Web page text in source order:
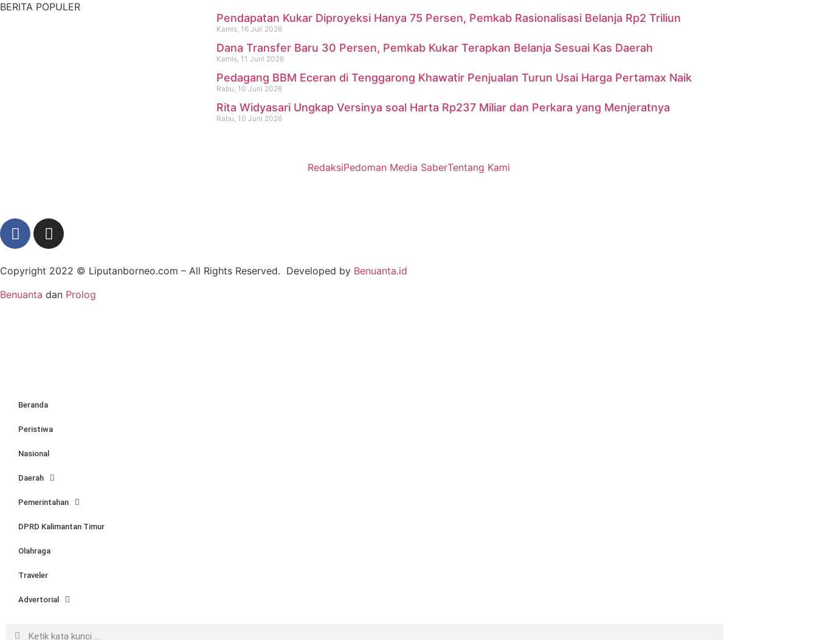
BERITA POPULER
Pendapatan Kukar Diproyeksi Hanya 75 Persen, Pemkab Rasionalisasi Belanja Rp2 Triliun
Kamis, 16 Juli 2026
Dana Transfer Baru 30 Persen, Pemkab Kukar Terapkan Belanja Sesuai Kas Daerah
Kamis, 11 Juni 2026
Pedagang BBM Eceran di Tenggarong Khawatir Penjualan Turun Usai Harga Pertamax Naik
Rabu, 10 Juni 2026
Rita Widyasari Ungkap Versinya soal Harta Rp237 Miliar dan Perkara yang Menjeratnya
Rabu, 10 Juni 2026
RedaksiPedoman Media SaberTentang Kami
Copyright 2022 © Liputanborneo.com – All Rights Reserved. Developed by Benuanta.id
Benuanta dan Prolog
Beranda
Peristiwa
Nasional
Daerah
Pemerintahan
DPRD Kalimantan Timur
Olahraga
Traveler
Advertorial